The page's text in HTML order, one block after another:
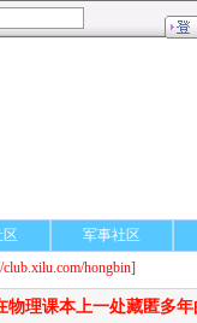
区
军事社区
club.xilu.com/hongbin]
物理课本上一处藏匿多年